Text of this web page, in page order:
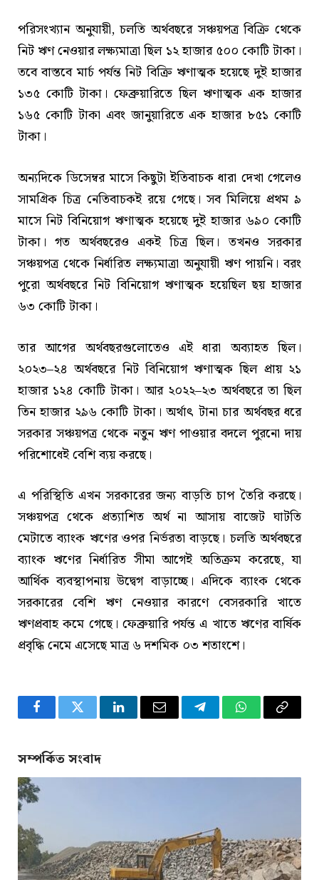
পরিসংখ্যান অনুযায়ী, চলতি অর্থবছরে সঞ্চয়পত্র বিক্রি থেকে
নিট ঋণ নেওয়ার লক্ষ্যমাত্রা ছিল ১২ হাজার ৫০০ কোটি টাকা।
তবে বাস্তবে মার্চ পর্যন্ত নিট বিক্রি ঋণাত্মক হয়েছে দুই হাজার
১৩৫ কোটি টাকা। ফেব্রুয়ারিতে ছিল ঋণাত্মক এক হাজার
১৬৫ কোটি টাকা এবং জানুয়ারিতে এক হাজার ৮৫১ কোটি
টাকা।
অন্যদিকে ডিসেম্বর মাসে কিছুটা ইতিবাচক ধারা দেখা গেলেও
সামগ্রিক চিত্র নেতিবাচকই রয়ে গেছে। সব মিলিয়ে প্রথম ৯
মাসে নিট বিনিয়োগ ঋণাত্মক হয়েছে দুই হাজার ৬৯০ কোটি
টাকা। গত অর্থবছরেও একই চিত্র ছিল। তখনও সরকার
সঞ্চয়পত্র থেকে নির্ধারিত লক্ষ্যমাত্রা অনুযায়ী ঋণ পায়নি। বরং
পুরো অর্থবছরে নিট বিনিয়োগ ঋণাত্মক হয়েছিল ছয় হাজার
৬৩ কোটি টাকা।
তার আগের অর্থবছরগুলোতেও এই ধারা অব্যাহত ছিল।
২০২৩–২৪ অর্থবছরে নিট বিনিয়োগ ঋণাত্মক ছিল প্রায় ২১
হাজার ১২৪ কোটি টাকা। আর ২০২২–২৩ অর্থবছরে তা ছিল
তিন হাজার ২৯৬ কোটি টাকা। অর্থাৎ টানা চার অর্থবছর ধরে
সরকার সঞ্চয়পত্র থেকে নতুন ঋণ পাওয়ার বদলে পুরনো দায়
পরিশোধেই বেশি ব্যয় করছে।
এ পরিস্থিতি এখন সরকারের জন্য বাড়তি চাপ তৈরি করছে।
সঞ্চয়পত্র থেকে প্রত্যাশিত অর্থ না আসায় বাজেট ঘাটতি
মেটাতে ব্যাংক ঋণের ওপর নির্ভরতা বাড়ছে। চলতি অর্থবছরে
ব্যাংক ঋণের নির্ধারিত সীমা আগেই অতিক্রম করেছে, যা
আর্থিক ব্যবস্থাপনায় উদ্বেগ বাড়াচ্ছে। এদিকে ব্যাংক থেকে
সরকারের বেশি ঋণ নেওয়ার কারণে বেসরকারি খাতে
ঋণপ্রবাহ কমে গেছে। ফেব্রুয়ারি পর্যন্ত এ খাতে ঋণের বার্ষিক
প্রবৃদ্ধি নেমে এসেছে মাত্র ৬ দশমিক ০৩ শতাংশে।
FacebookTwitter LinkedInEmail TelegramWhatsApp
Copy
সম্পর্কিত সংবাদ